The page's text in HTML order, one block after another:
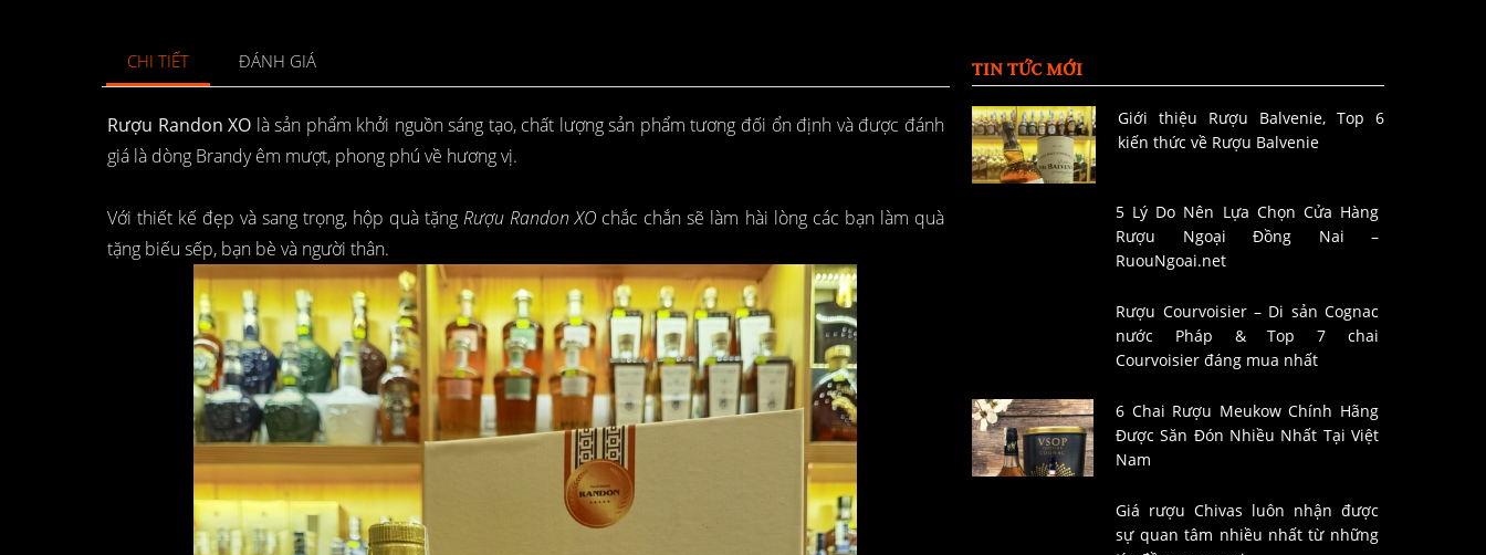
CHI TIẾT ĐÁNH GIÁ
Rượu Randon XO là sản phẩm khởi nguồn sáng tạo, chất lượng sản phẩm tương đối ổn định và được đánh
giá là dòng Brandy êm mượt, phong phú về hương vị.
Với thiết kế đẹp và sang trọng, hộp quà tặngRượu Randon XO chắc chắn sẽ làm hài lòng các bạn làm quà
tặng biếu sếp, bạn bè và người thân.
TIN TỨC MỚI
Giới thiệu Rượu Balvenie, Top 6
kiến thức về Rượu Balvenie
5 Lý Do Nên Lựa Chọn Cửa Hàng
Rượu Ngoại Đồng Nai –
RuouNgoai.net
Rượu Courvoisier – Di sản Cognac
nước Pháp & Top 7 chai
Courvoisier đáng mua nhất
6 Chai Rượu Meukow Chính Hãng
Được Săn Đón Nhiều Nhất Tại Việt
Nam
Giá rượu Chivas luôn nhận được
sự quan tâm nhiều nhất từ những